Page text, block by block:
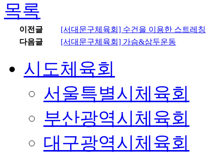
목록
이전글
[서대문구체육회] 수건을 이용한 스트레칭
다음글
[서대문구체육회] 가슴&삼두운동
시도체육회
서울특별시체육회
부산광역시체육회
대구광역시체육회